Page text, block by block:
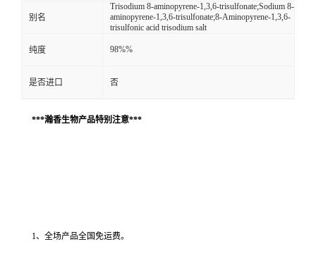
别名
Trisodium 8-aminopyrene-1,3,6-trisulfonate;Sodium 8-
aminopyrene-1,3,6-trisulfonate;8-Aminopyrene-1,3,6-
trisulfonic acid trisodium salt
纯度 98%%
是否进口 否
***瀚香生物产品特别注意***
1、全场产品全国免运费。